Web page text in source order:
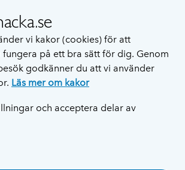
vi kakor (cookies) för att
fungera på ett bra sätt för dig. Genom
godkänner du att vi använder
Läs mer om kakor
och acceptera delar av